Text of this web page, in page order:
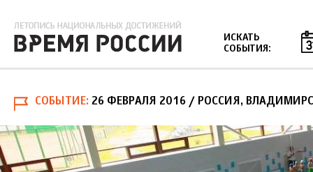
ИСКАТЬ
СОБЫТИЯ:
СОБЫТИЕ 26 ФЕВРАЛЯ 2016 / РОССИЯ,